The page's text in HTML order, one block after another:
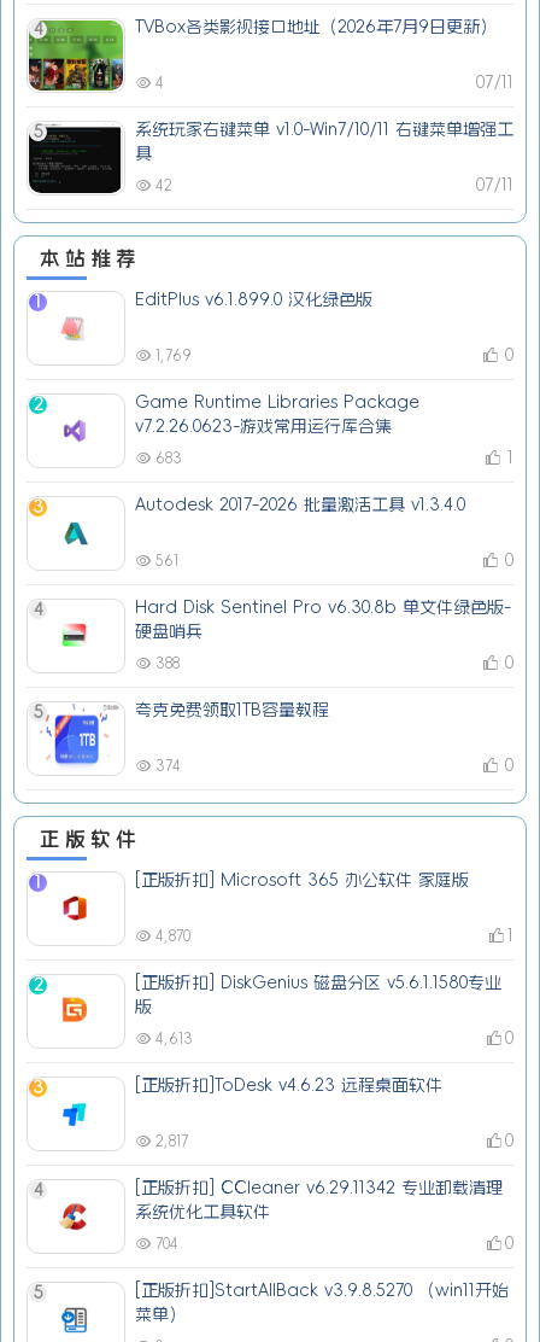
4 TVBox各类影视接口地址（2026年7月9日更新）
07/11
4
5
系统玩家右键菜单 v1.0-Win7/10/11 右键菜单增强工
具
07/11
42
本站推荐
1 EditPlus v6.1.899.0 汉化绿色版
1,769 0
2
Game Runtime Libraries Package
v7.2.26.0623-游戏常用运行库合集
683 1
3 Autodesk 2017-2026 批量激活工具 v1.3.4.0
561 0
4
Hard Disk Sentinel Pro v6.30.8b 单文件绿色版-
硬盘哨兵
388 0
5 夸克免费领取1TB容量教程
374 0
正版软件
1 [正版折扣] Microsoft 365 办公软件 家庭版
4,870 1
2
[正版折扣] DiskGenius 磁盘分区 v5.6.1.1580专业
版
4,613 0
3 [正版折扣]ToDesk v4.6.23 远程桌面软件
2,817 0
4
[正版折扣] CCleaner v6.29.11342 专业卸载清理
系统优化工具软件
704 0
5
[正版折扣]StartAllBack v3.9.8.5270 （win11开始
菜单）